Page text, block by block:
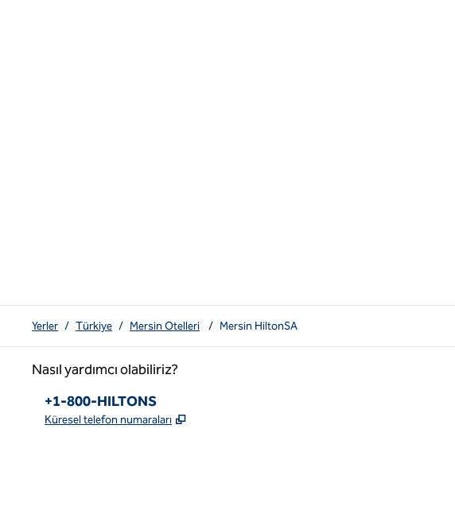
Yerler / Türkiye / Mersin Otelleri / Mersin HiltonSA
Nasıl yardımcı olabiliriz?
Telefon:
+1-800-HILTONS
Küresel telefon numaraları ,